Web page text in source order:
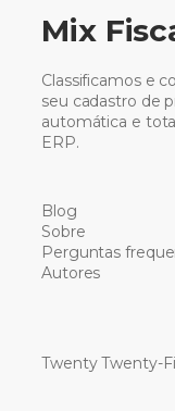
Mix
Classificamos e
seu cadastro de
automática e
ERP.
Blog
Sobre
Perguntas
Autores
Twenty Twenty-